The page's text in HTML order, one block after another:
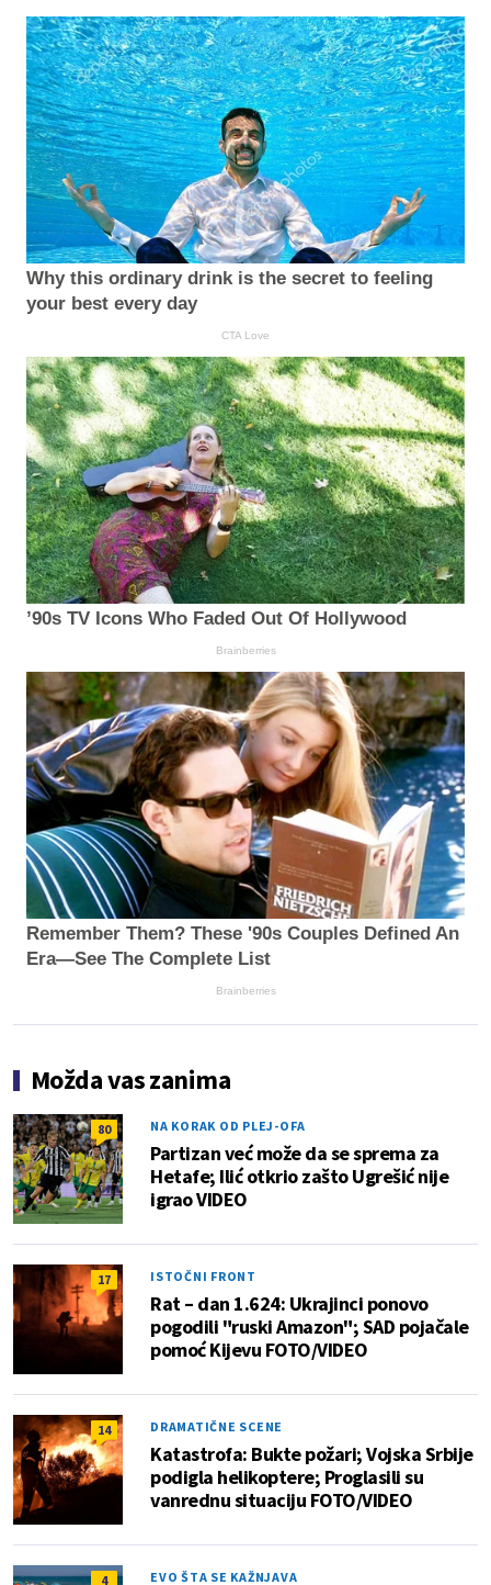
Why this ordinary drink is the secret to feeling
your best every day
CTA Love
’90s TV Icons Who Faded Out Of Hollywood
Brainberries
Remember Them? These '90s Couples Defined An
Era—See The Complete List
Brainberries
Možda vas zanima
80 NA KORAK OD PLEJ-OFA
Partizan već može da se sprema za
Hetafe; Ilić otkrio zašto Ugrešić nije
igrao VIDEO
17 ISTOČNI FRONT
Rat – dan 1.624: Ukrajinci ponovo
pogodili "ruski Amazon"; SAD pojačale
pomoć Kijevu FOTO/VIDEO
14 DRAMATIČNE SCENE
Katastrofa: Bukte požari; Vojska Srbije
podigla helikoptere; Proglasili su
vanrednu situaciju FOTO/VIDEO
4 EVO ŠTA SE KAŽNJAVA